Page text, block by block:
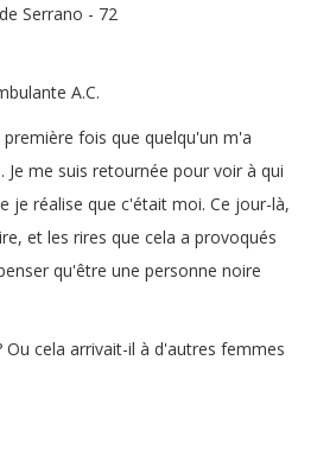
Serrano - 72
A.C.
première fois que quelqu'un m'a
Je me suis retournée pour voir à qui
je réalise que c'était moi. Ce jour-là,
et les rires que cela a provoqués
qu'être une personne noire
Ou cela arrivait-il à d'autres femmes